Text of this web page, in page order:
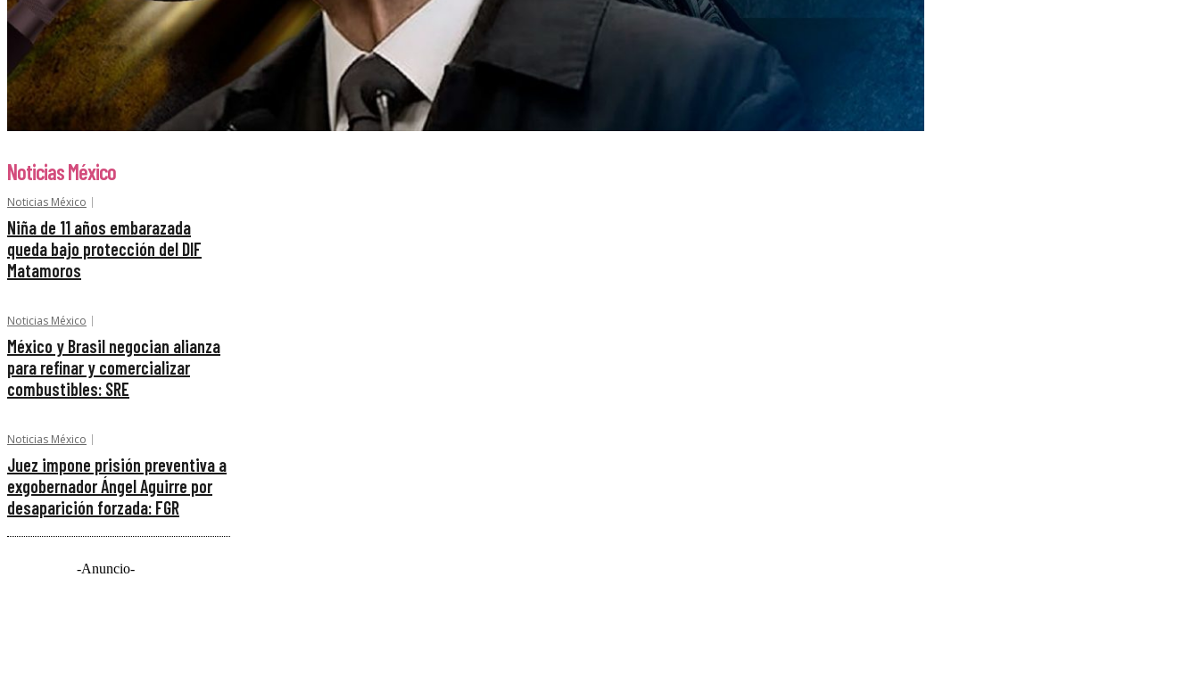
Noticias México
Noticias México
Niña de 11 años embarazada
queda bajo protección del DIF
Matamoros
Noticias México
México y Brasil negocian alianza
para refinar y comercializar
combustibles: SRE
Noticias México
Juez impone prisión preventiva a
exgobernador Ángel Aguirre por
desaparición forzada: FGR
-Anuncio-